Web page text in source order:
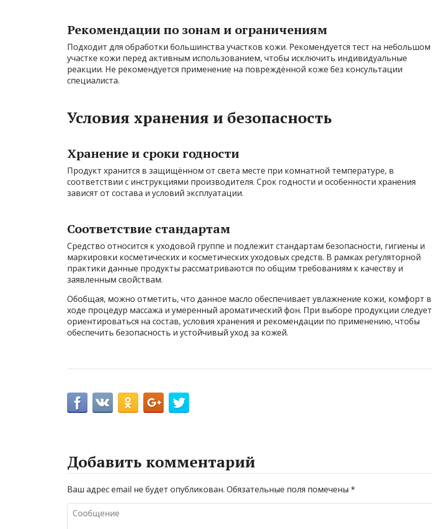
Рекомендации по зонам и ограничениям
Подходит для обработки большинства участков кожи. Рекомендуется тест на небольшом
участке кожи перед активным использованием, чтобы исключить индивидуальные
реакции. Не рекомендуется применение на повреждённой коже без консультации
специалиста.
Условия хранения и безопасность
Хранение и сроки годности
Продукт хранится в защищённом от света месте при комнатной температуре, в
соответствии с инструкциями производителя. Срок годности и особенности хранения
зависят от состава и условий эксплуатации.
Соответствие стандартам
Средство относится к уходовой группе и подлежит стандартам безопасности, гигиены и
маркировки косметических и косметических уходовых средств. В рамках регуляторной
практики данные продукты рассматриваются по общим требованиям к качеству и
заявленным свойствам.
Обобщая, можно отметить, что данное масло обеспечивает увлажнение кожи, комфорт в
ходе процедур массажа и умеренный ароматический фон. При выборе продукции следует
ориентироваться на состав, условия хранения и рекомендации по применению, чтобы
обеспечить безопасность и устойчивый уход за кожей.
Добавить комментарий
Ваш адрес email не будет опубликован. Обязательные поля помечены *